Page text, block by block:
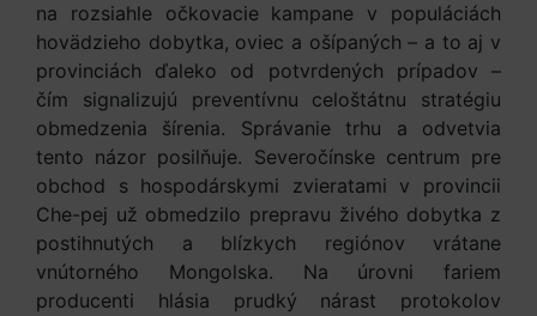
na rozsiahle očkovacie kampane v populáciách
hovädzieho dobytka, oviec a ošípaných – a to aj v
provinciách ďaleko od potvrdených prípadov –
čím signalizujú preventívnu celoštátnu stratégiu
obmedzenia šírenia. Správanie trhu a odvetvia
tento názor posilňuje. Severočínske centrum pre
obchod s hospodárskymi zvieratami v provincii
Che-pej už obmedzilo prepravu živého dobytka z
postihnutých a blízkych regiónov vrátane
vnútorného Mongolska. Na úrovni fariem
producenti hlásia prudký nárast protokolov